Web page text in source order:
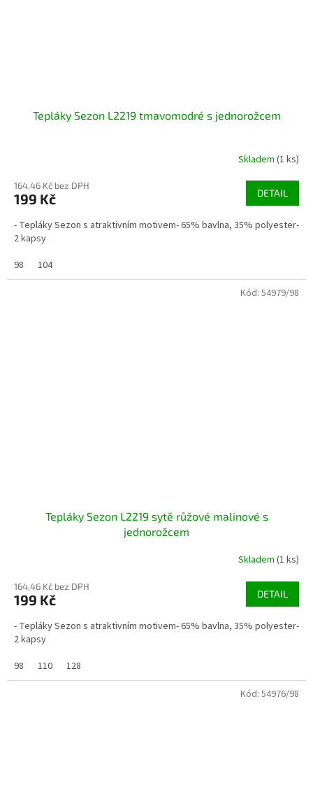
Tepláky Sezon L2219 tmavomodré s jednorožcem
Skladem (1 ks)
164,46 Kč bez DPH
199 Kč DETAIL
- Tepláky Sezon s atraktivním motivem- 65% bavlna, 35% polyester-
2 kapsy
98
104
Tepláky Sezon L2219 sytě růžové malinové s
jednorožcem
Skladem (1 ks)
164,46 Kč bez DPH
199 Kč DETAIL
- Tepláky Sezon s atraktivním motivem- 65% bavlna, 35% polyester-
2 kapsy
98
110 128
Kód: 54979/98
Kód: 54976/98